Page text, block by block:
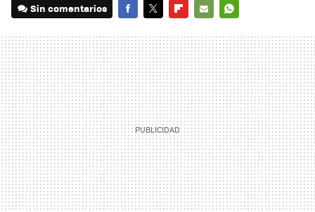
Sin comentarios
MAIL